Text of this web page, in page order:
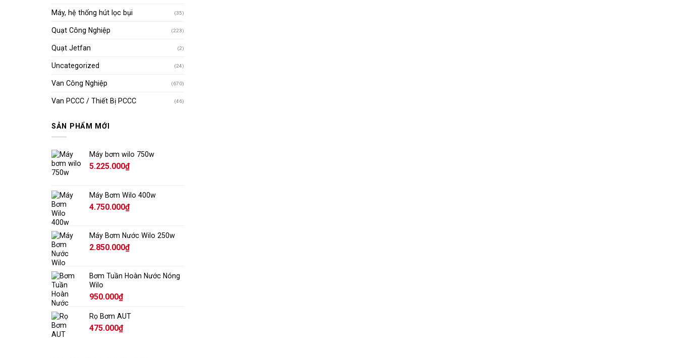
Máy, hệ thống hút lọc bụi (35)
Quạt Công Nghiệp (223)
Quạt Jetfan (2)
Uncategorized (24)
Van Công Nghiệp (670)
Van PCCC / Thiết Bị PCCC (46)
SẢN PHẨM MỚI
Máy bơm wilo 750w
5.225.000₫
Máy Bơm Wilo 400w
4.750.000₫
Máy Bơm Nước Wilo 250w
2.850.000₫
Bơm Tuần Hoàn Nước Nóng
Wilo
950.000₫
Rọ Bơm AUT
475.000₫